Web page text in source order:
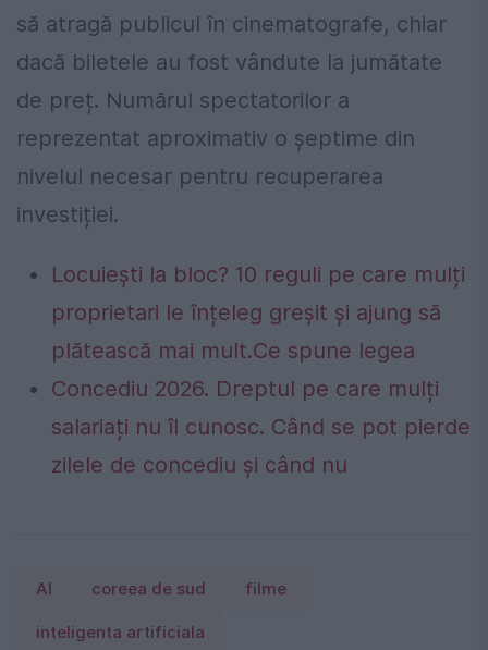
să atragă publicul în cinematografe, chiar
dacă biletele au fost vândute la jumătate
de preț. Numărul spectatorilor a
reprezentat aproximativ o șeptime din
nivelul necesar pentru recuperarea
investiției.
Locuiești la bloc? 10 reguli pe care mulți
proprietari le înțeleg greșit și ajung să
plătească mai mult.Ce spune legea
Concediu 2026. Dreptul pe care mulți
salariați nu îl cunosc. Când se pot pierde
zilele de concediu și când nu
AI coreea de sud filme
inteligenta artificiala